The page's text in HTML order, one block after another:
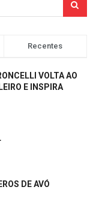
Recentes
VOLTA AO
E INSPIRA
DE AVÓ